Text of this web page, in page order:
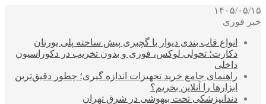
۱۴۰۵/۰۵/۱۵
خبر فوری
انواع قاب بندی دیوار با گچبری پیش ساخته پلی یورتان
دکارت؛ تحولی لوکس، فوری و بدون تخریب در دکوراسیون
داخلی
راهنمای جامع خرید تجهیزات اندازه گیری؛ چطور دقیق‌ترین
ابزارها را آنلاین بخریم؟
دندانپزشکی تحت بیهوشی در شرق تهران